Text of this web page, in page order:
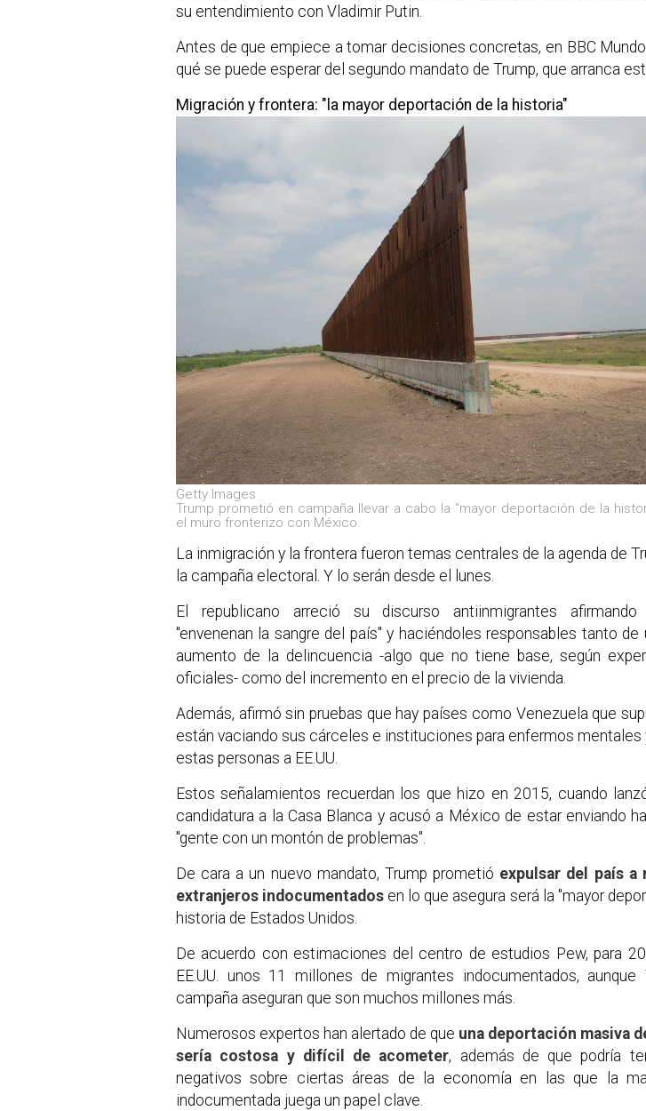
su entendimiento con Vladimir Putin.
Antes de que empiece a tomar decisiones concretas, en BBC
qué se puede esperar del segundo mandato de Trump, que arranca
Migración y frontera: "la mayor deportación de la historia"
Getty Images
Trump prometió en campaña llevar a cabo la "mayor deportación de la
el muro fronterizo con México.
La inmigración y la frontera fueron temas centrales de la agenda de
la campaña electoral. Y lo serán desde el lunes.
El republicano arreció su discurso antiinmigrantes
"envenenan la sangre del país" y haciéndoles responsables tanto de
aumento de la delincuencia -algo que no tiene base, según
oficiales- como del incremento en el precio de la vivienda.
Además, afirmó sin pruebas que hay países como Venezuela que
están vaciando sus cárceles e instituciones para enfermos mentales
estas personas a EE.UU.
Estos señalamientos recuerdan los que hizo en 2015, cuando
candidatura a la Casa Blanca y acusó a México de estar enviando
"gente con un montón de problemas".
De cara a un nuevo mandato, Trump prometió expulsar del país a
extranjeros indocumentados en lo que asegura será la "mayor
historia de Estados Unidos.
De acuerdo con estimaciones del centro de estudios Pew, para
EE.UU. unos 11 millones de migrantes indocumentados,
campaña aseguran que son muchos millones más.
Numerosos expertos han alertado de que una deportación masiva
sería costosa y difícil de acometer, además de que podría
negativos sobre ciertas áreas de la economía en las que la
indocumentada juega un papel clave.